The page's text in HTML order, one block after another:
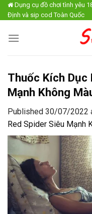
Skip
to
Dụng cụ đồ chơi tình yêu
Định và sip cod Toàn Quốc
Thuốc Kích Dục
Mạnh Không
Published 30/07/2022
Red Spider Siêu Mạnh